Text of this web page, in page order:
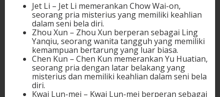
Jet Li – Jet Li memerankan Chow Wai-on,
seorang pria misterius yang memiliki keahlian
dalam seni bela diri.
Zhou Xun – Zhou Xun berperan sebagai Ling
Yanqiu, seorang wanita tangguh yang memiliki
kemampuan bertarung yang luar biasa.
Chen Kun – Chen Kun memerankan Yu Huatian,
seorang pria dengan latar belakang yang
misterius dan memiliki keahlian dalam seni bela
diri.
Kwai Lun-mei – Kwai Lun-mei berperan sebagai